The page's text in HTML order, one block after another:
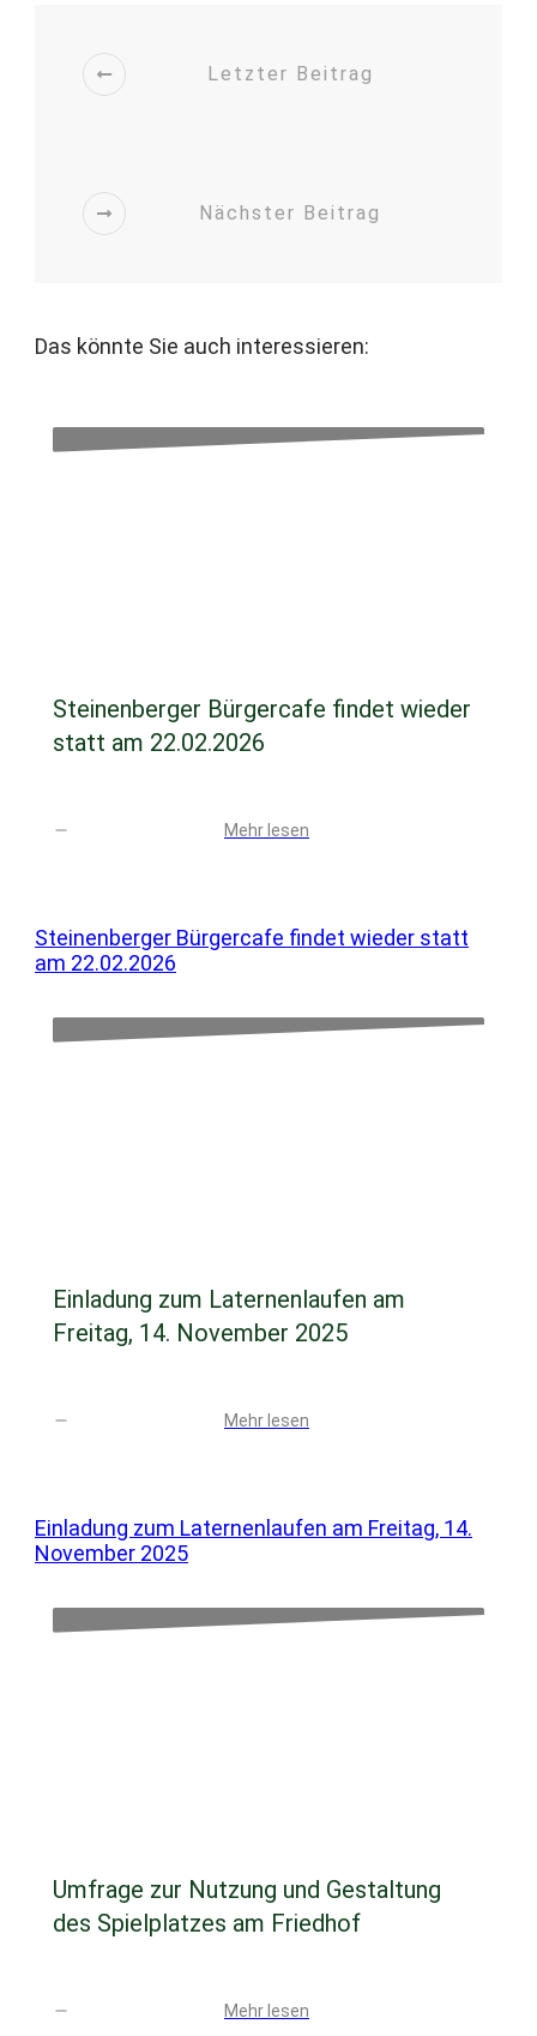
Letzter Beitrag
Nächster Beitrag
Das könnte Sie auch interessieren:
Steinenberger Bürgercafe findet wieder
statt am 22.02.2026
Mehr lesen
Steinenberger Bürgercafe findet wieder statt
am 22.02.2026
Einladung zum Laternenlaufen am
Freitag, 14. November 2025
Mehr lesen
Einladung zum Laternenlaufen am Freitag, 14.
November 2025
Umfrage zur Nutzung und Gestaltung
des Spielplatzes am Friedhof
Mehr lesen